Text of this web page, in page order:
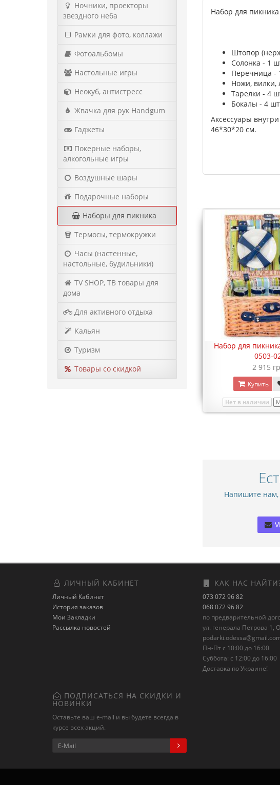
Ночники, проекторы
звездного неба
Рамки для фото, коллажи
Фотоальбомы
Настольные игры
Неокуб, антистресс
Жвачка для рук Handgum
Гаджеты
Покерные наборы,
алкогольные игры
Воздушные шары
Подарочные наборы
Наборы для пикника
Термосы, термокружки
Часы (настенные,
настольные, будильники)
TV SHOP, ТВ товары для
дома
Для активного отдыха
Кальян
Туризм
Товары со скидкой
Набор для
Штопор
Солонка - 1
Перечница -
Ножи, вилки,
Тарелки - 4
Бокалы - 4
Аксессуары
46*30*20 см.
Набор для пикника (4 персоны)
4 224 грн.
Набор для
0503-
2 915
Купить
Нет в наличии
Напишите нам,
ЛИЧНЫЙ КАБИНЕТ
Личный Кабинет
История заказов
Мои Закладки
Рассылка новостей
КАК НАС
073 072 96 82
068 072 96 82
по предварительной
ул. генерала Петрова 1,
Пн-Пт с 10:00 до 16:00
Суббота: с 12:00 до 16:00
Доставка по Украине!
ПОДПИСАТЬСЯ НА СКИДКИ И
НОВИНКИ
Оставьте ваш e-mail и вы будете всегда в
курсе всех акций.